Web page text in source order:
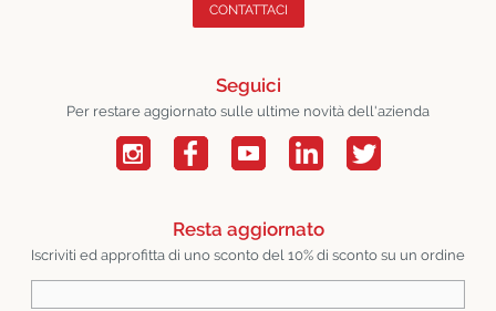
CONTATTACI
Seguici
Per restare aggiornato sulle ultime novità dell'azienda
Resta aggiornato
Iscriviti ed approfitta di uno sconto del 10% di sconto su un ordine